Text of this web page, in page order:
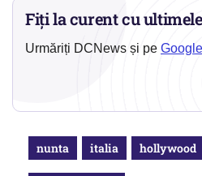
Fiți la curent cu
Urmăriți DCNews și pe
nunta italia hollywood